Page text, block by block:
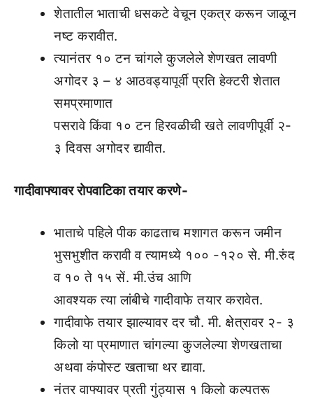
शेतातील भाताची धसकटे वेचून एकत्र करून जाळून
नष्ट करावीत.
त्यानंतर १० टन चांगले कुजलेले शेणखत लावणी
अगोदर ३ – ४ आठवड्यापूर्वी प्रति हेक्टरी शेतात
समप्रमाणात
पसरावे किंवा १० टन हिरवळीची खते लावणीपूर्वी २-
३ दिवस अगोदर द्यावीत.
गादीवाफ्यावर रोपवाटिका तयार करणे-
भाताचे पहिले पीक काढताच मशागत करून जमीन
भुसभुशीत करावी व त्यामध्ये १०० -१२० से. मी.रुंद
व १० ते १५ सें. मी.उंच आणि
आवश्यक त्या लांबीचे गादीवाफे तयार करावेत.
गादीवाफे तयार झाल्यावर दर चौ. मी. क्षेत्रावर २- ३
किलो या प्रमाणात चांगल्या कुजलेल्या शेणखताचा
अथवा कंपोस्ट खताचा थर द्यावा.
नंतर वाफ्यावर प्रती गुंठ्यास १ किलो कल्पतरू